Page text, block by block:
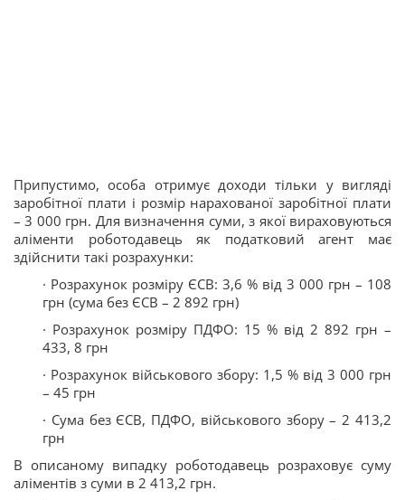
Припустимо, особа отримує доходи тільки у вигляді
заробітної плати і розмір нарахованої заробітної плати
– 3 000 грн. Для визначення суми, з якої вираховуються
аліменти роботодавець як податковий агент має
здійснити такі розрахунки:
· Розрахунок розміру ЄСВ: 3,6 % від 3 000 грн – 108
грн (сума без ЄСВ – 2 892 грн)
· Розрахунок розміру ПДФО: 15 % від 2 892 грн –
433, 8 грн
· Розрахунок військового збору: 1,5 % від 3 000 грн
– 45 грн
· Сума без ЄСВ, ПДФО, військового збору – 2 413,2
грн
В описаному випадку роботодавець розраховує суму
аліментів з суми в 2 413,2 грн.